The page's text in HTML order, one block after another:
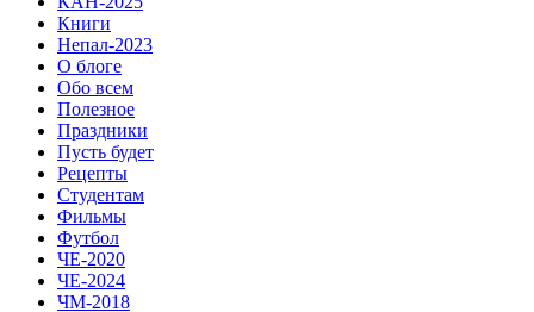
Книги
Непал-2023
О блоге
Обо всем
Полезное
Праздники
Пусть будет
Рецепты
Студентам
Фильмы
Футбол
ЧЕ-2020
ЧЕ-2024
ЧМ-2018